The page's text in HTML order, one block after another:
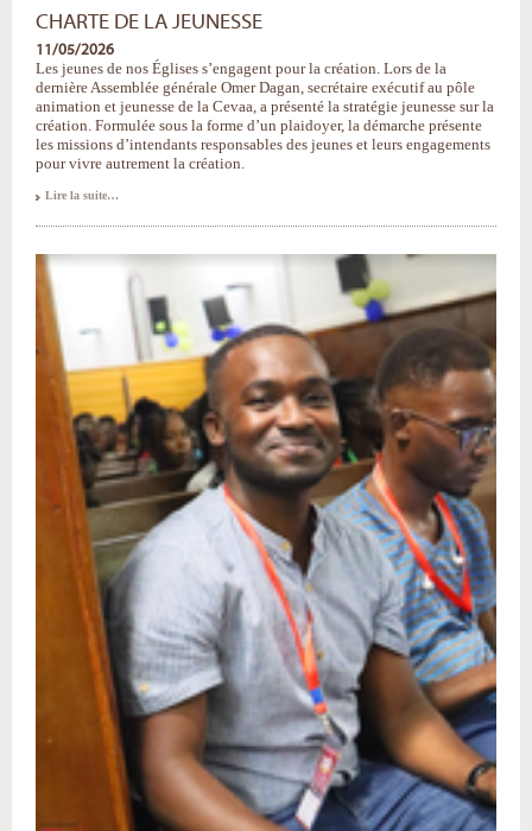
CHARTE DE LA JEUNESSE
11/05/2026
Les jeunes de nos Églises s’engagent pour la création. Lors de la
dernière Assemblée générale Omer Dagan, secrétaire exécutif au pôle
animation et jeunesse de la Cevaa, a présenté la stratégie jeunesse sur la
création. Formulée sous la forme d’un plaidoyer, la démarche présente
les missions d’intendants responsables des jeunes et leurs engagements
pour vivre autrement la création.
Charte
Lire la suite…